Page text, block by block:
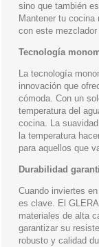
sino que también
Mantener tu
con este
Tecnología
La tecnología
innovación que
cómoda. Con un
temperatura del
cocina. La
la temperatura
para aquellos que
Durabilidad
Cuando inviertes
es clave. El
materiales de alta
garantizar su
robusto y calidad